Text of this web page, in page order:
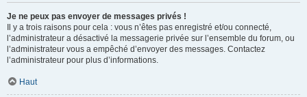
Je ne peux pas envoyer de messages privés !
Il y a trois raisons pour cela : vous n’êtes pas enregistré et/ou connecté,
l’administrateur a désactivé la messagerie privée sur l’ensemble du forum, ou
l’administrateur vous a empêché d’envoyer des messages. Contactez
l’administrateur pour plus d’informations.
Haut